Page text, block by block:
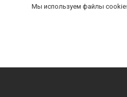
Мы используем файлы